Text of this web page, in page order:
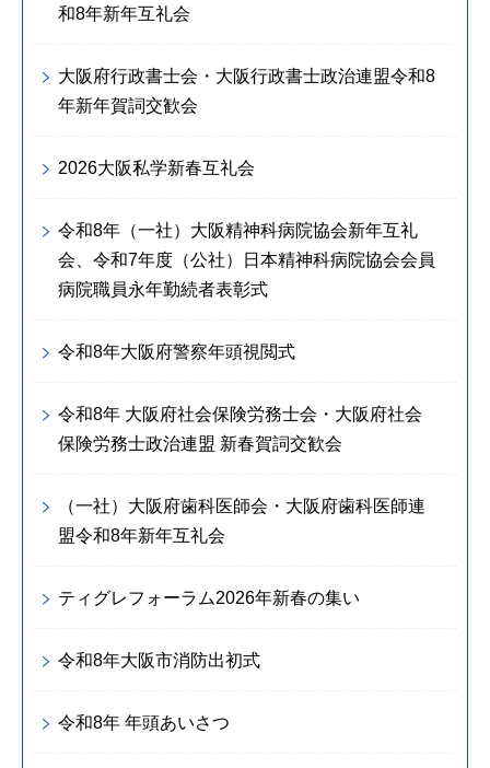
和8年新年互礼会
大阪府行政書士会・大阪行政書士政治連盟令和8
年新年賀詞交歓会
2026大阪私学新春互礼会
令和8年（一社）大阪精神科病院協会新年互礼
会、令和7年度（公社）日本精神科病院協会会員
病院職員永年勤続者表彰式
令和8年大阪府警察年頭視閲式
令和8年 大阪府社会保険労務士会・大阪府社会
保険労務士政治連盟 新春賀詞交歓会
（一社）大阪府歯科医師会・大阪府歯科医師連
盟令和8年新年互礼会
ティグレフォーラム2026年新春の集い
令和8年大阪市消防出初式
令和8年 年頭あいさつ